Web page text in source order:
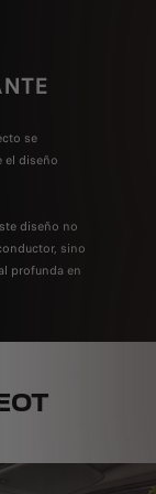
se
el diseño
diseño no
sino
profunda en